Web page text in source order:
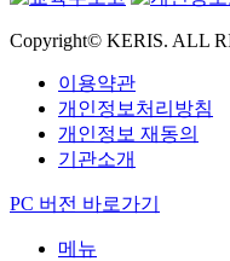
Copyright© KERIS. ALL
이용약관
개인정보처리방침
개인정보 재동의
기관소개
PC 버전 바로가기
메뉴